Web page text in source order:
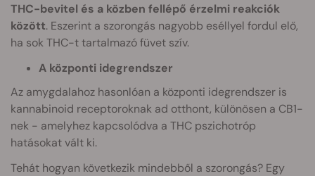
THC-bevitel és a közben fellépő érzelmi reakciók
között. Eszerint a szorongás nagyobb eséllyel fordul elő,
ha sok THC-t tartalmazó füvet szív.
A központi idegrendszer
Az amygdalahoz hasonlóan a központi idegrendszer is
kannabinoid receptoroknak ad otthont, különösen a CB1-
nek - amelyhez kapcsolódva a THC pszichotróp
hatásokat vált ki.
Tehát hogyan következik mindebből a szorongás? Egy